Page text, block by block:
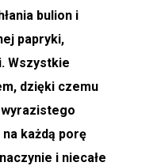
bulion i
papryki,
Wszystkie
dzięki czemu
każdą porę
i niecałe